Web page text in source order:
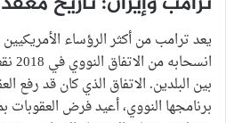
يعد ترامب من أكثر الرؤساء
بين البلدين. الاتفاق الذي كان قد رفع
برنامجها النووي، أعيد فرض العقوبات